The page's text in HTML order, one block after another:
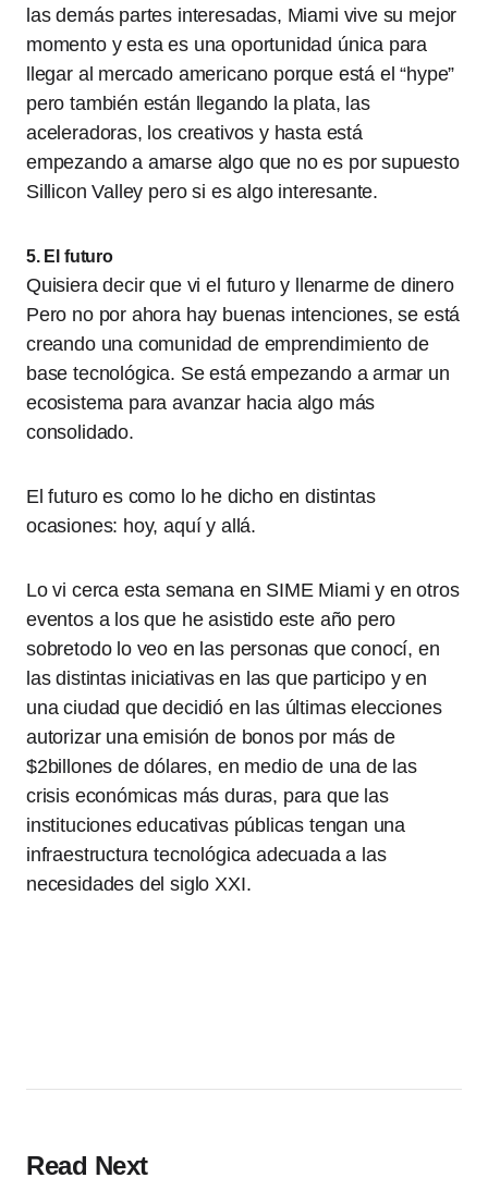
las demás partes interesadas, Miami vive su mejor
momento y esta es una oportunidad única para
llegar al mercado americano porque está el “hype”
pero también están llegando la plata, las
aceleradoras, los creativos y hasta está
empezando a amarse algo que no es por supuesto
Sillicon Valley pero si es algo interesante.
5. El futuro
Quisiera decir que vi el futuro y llenarme de dinero
Pero no por ahora hay buenas intenciones, se está
creando una comunidad de emprendimiento de
base tecnológica. Se está empezando a armar un
ecosistema para avanzar hacia algo más
consolidado.
El futuro es como lo he dicho en distintas
ocasiones: hoy, aquí y allá.
Lo vi cerca esta semana en SIME Miami y en otros
eventos a los que he asistido este año pero
sobretodo lo veo en las personas que conocí, en
las distintas iniciativas en las que participo y en
una ciudad que decidió en las últimas elecciones
autorizar una emisión de bonos por más de
$2billones de dólares, en medio de una de las
crisis económicas más duras, para que las
instituciones educativas públicas tengan una
infraestructura tecnológica adecuada a las
necesidades del siglo XXI.
Read Next